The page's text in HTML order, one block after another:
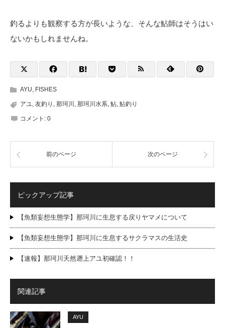
釣るよりも観察する方が長いような、そんな鮎師はそうはい
ないかもしれませんね。
AYU FISHES
アユ 友釣り 那珂川 那珂川水系 鮎 鮎釣り
コメント: 0
前のページ 次のページ
ピックアップ記事
【魚類妄想生態学】那珂川に生息する戻りヤマメについて
【魚類妄想生態学】那珂川に生息するサクラマスの生活史
【速報】那珂川天然遡上アユ初確認！！
関連記事
AYU